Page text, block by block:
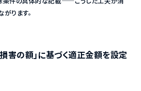
ります。
害の額」に基づく適正金額を設定